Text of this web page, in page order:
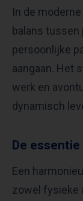
​In de
balans
persoonlijke
aangaan. Het
werk en
dynamisch
De essentie
Een
zowel fysieke